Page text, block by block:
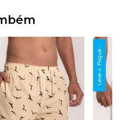
Leve + Pague -